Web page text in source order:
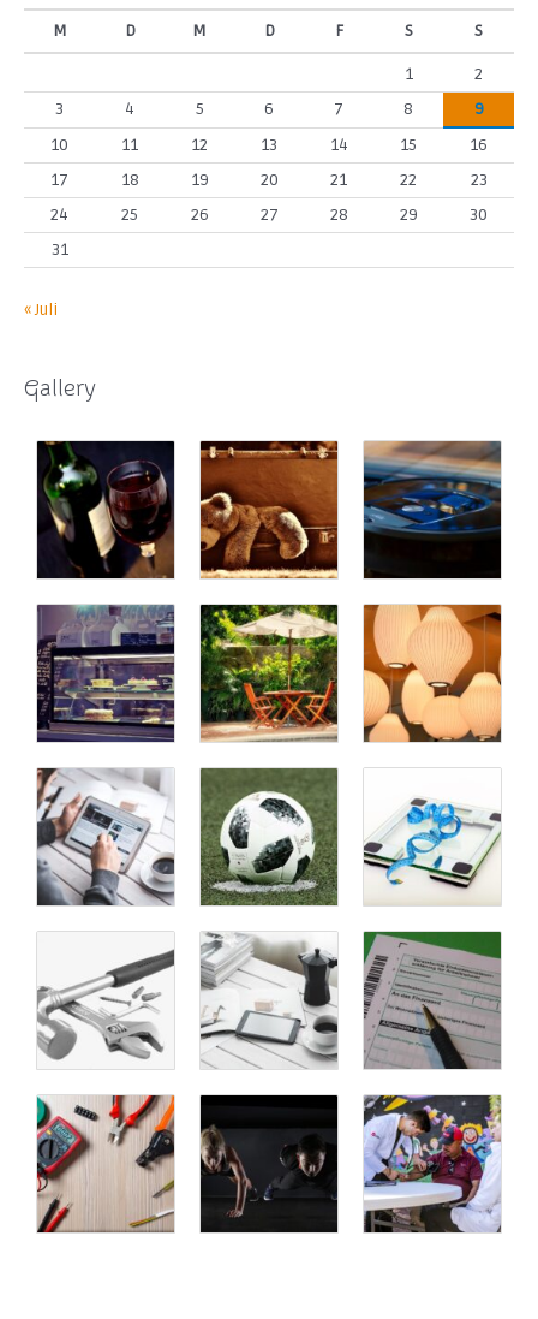
M D M D F S S
1
2
3
4 5 6 7 8
9
10
11 12 13 14 15
16
17
18 19 20 21 22
23
24
25 26 27 28 29
30
31
« Juli
Gallery